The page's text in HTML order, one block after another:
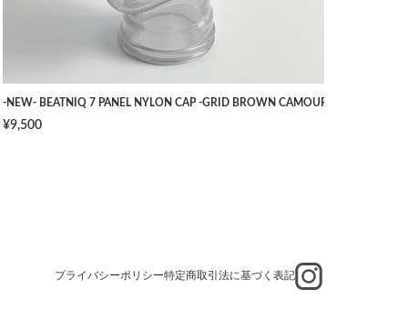
-NAVY- [W34]
-NEW- BEATNIQ 7 PANEL NYLON CAP -GRID BROWN CAMOUFLAGE- [ONE
¥9,500
プライバシーポリシー特定商取引法に基づく表記